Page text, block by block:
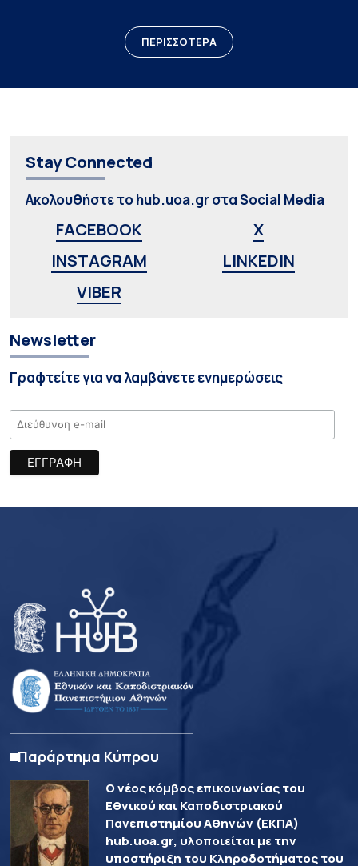
ΠΕΡΙΣΣΟΤΕΡΑ
Stay Connected
Ακολουθήστε το hub.uoa.gr στα Social Media
FACEBOOK
X
INSTAGRAM
LINKEDIN
VIBER
Newsletter
Γραφτείτε για να λαμβάνετε ενημερώσεις
Παράρτημα Κύπρου
Ο νέος κόμβος επικοινωνίας του
Εθνικού και Καποδιστριακού
Πανεπιστημίου Αθηνών (ΕΚΠΑ)
hub.uoa.gr, υλοποιείται με την
υποστήριξη του Κληροδοτήματος του